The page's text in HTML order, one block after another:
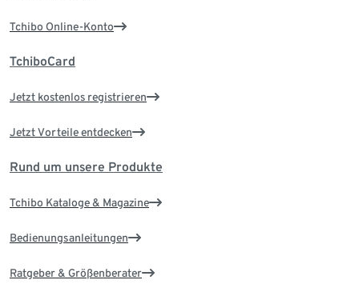
Tchibo Online-Konto
TchiboCard
Jetzt kostenlos registrieren
Jetzt Vorteile entdecken
Rund um unsere Produkte
Tchibo Kataloge & Magazine
Bedienungsanleitungen
Ratgeber & Größenberater